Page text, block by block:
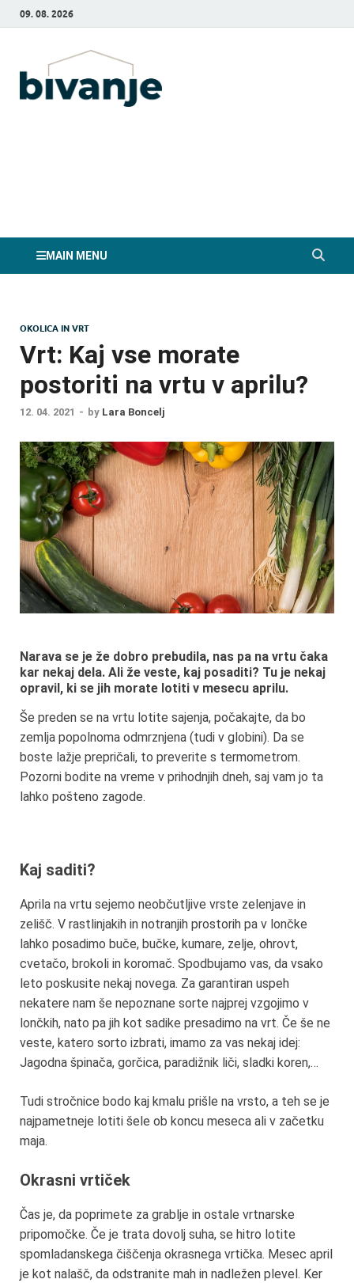
09. 08. 2026
MAIN MENU
OKOLICA IN VRT
Vrt: Kaj vse morate
postoriti na vrtu v aprilu?
12. 04. 2021 - by Lara Boncelj
Narava se je že dobro prebudila, nas pa na vrtu čaka
kar nekaj dela. Ali že veste, kaj posaditi? Tu je nekaj
opravil, ki se jih morate lotiti v mesecu aprilu.
Še preden se na vrtu lotite sajenja, počakajte, da bo
zemlja popolnoma odmrznjena (tudi v globini). Da se
boste lažje prepričali, to preverite s termometrom.
Pozorni bodite na vreme v prihodnjih dneh, saj vam jo ta
lahko pošteno zagode.
Kaj saditi?
Aprila na vrtu sejemo neobčutljive vrste zelenjave in
zelišč. V rastlinjakih in notranjih prostorih pa v lončke
lahko posadimo buče, bučke, kumare, zelje, ohrovt,
cvetačo, brokoli in koromač. Spodbujamo vas, da vsako
leto poskusite nekaj novega. Za garantiran uspeh
nekatere nam še nepoznane sorte najprej vzgojimo v
lončkih, nato pa jih kot sadike presadimo na vrt. Če še ne
veste, katero sorto izbrati, imamo za vas nekaj idej:
Jagodna špinača, gorčica, paradižnik liči, sladki koren,…
Tudi stročnice bodo kaj kmalu prišle na vrsto, a teh se je
najpametneje lotiti šele ob koncu meseca ali v začetku
maja.
Okrasni vrtiček
Čas je, da poprimete za grablje in ostale vrtnarske
pripomočke. Če je trata dovolj suha, se hitro lotite
spomladanskega čiščenja okrasnega vrtička. Mesec april
je kot nalašč, da odstranite mah in nadležen plevel. Ker